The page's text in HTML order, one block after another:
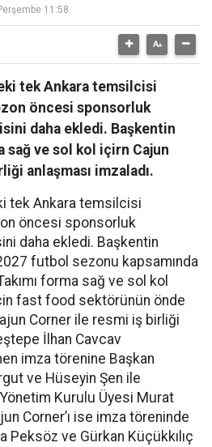
11:58
tek Ankara temsilcisi
öncesi sponsorluk
daha ekledi. Başkentin
sağ ve sol kol içirn Cajun
anlaşması imzaladı.
tek Ankara temsilcisi
öncesi sponsorluk
daha ekledi. Başkentin
2027 futbol sezonu kapsamında
forma sağ ve sol kol
fast food sektörünün önde
Corner ile resmi iş birliği
İlhan Cavcav
imza törenine Başkan
ve Hüseyin Şen ile
Kurulu Üyesi Murat
Corner’ı ise imza töreninde
Peksöz ve Gürkan Küçükkılıç